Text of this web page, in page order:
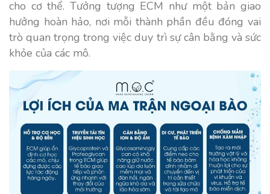
cho cơ thể. Tưởng tượng ECM như một bản giao
hưởng hoàn hảo, nơi mỗi thành phần đều đóng vai
trò quan trọng trong việc duy trì sự cân bằng và sức
khỏe của các mô.